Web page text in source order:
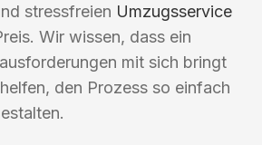
stressfreien Umzugsservice
Wir wissen, dass ein
mit sich bringt
den Prozess so einfach